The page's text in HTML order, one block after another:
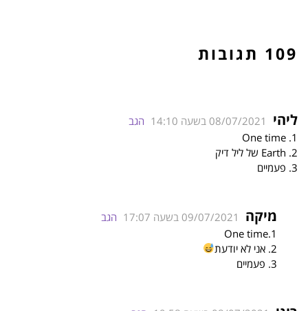
109 תגובות
ליהי 08/07/2021 בשעה 14:10
הגב
1. One time
2. Earth של ליל דיק
3. פעמיים
מיקה 09/07/2021 בשעה 17:07
הגב
1.One time
2. אני לא יודעת
3. פעמיים